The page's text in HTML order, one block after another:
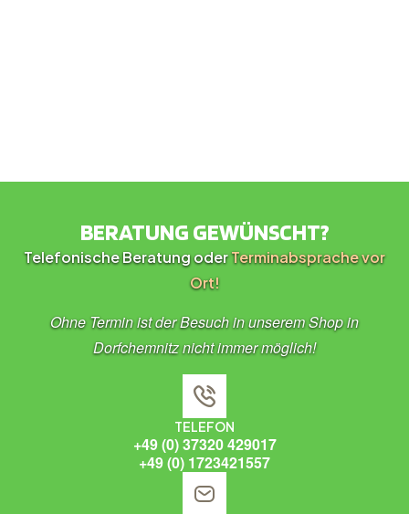
BERATUNG GEWÜNSCHT?
Telefonische Beratung oderTerminabsprache vor
Ort!
Ohne Termin ist der Besuch in unserem Shop in
Dorfchemnitz nicht immer möglich!
TELEFON
+49 (0) 37320 429017
+49 (0) 1723421557